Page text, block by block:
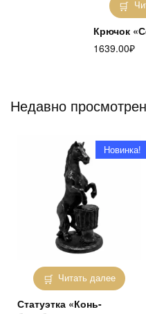
Крючок
1639.00₽
Недавно
Читать далее
Новинка!
Статуэтка «Конь-